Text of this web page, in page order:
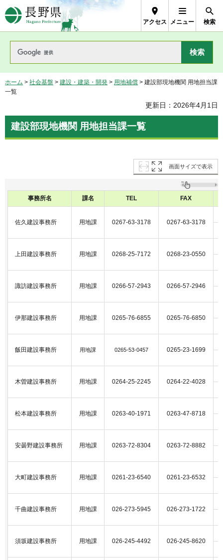
長野県Nagano Prefecture
アクセス メニュー 検索
ホーム > 社会基盤 > 建設・建築・開発 > 用地補償 > 建設部現地機関 用地担当課
一覧
更新日：2026年4月1日
建設部現地機関 用地担当課一覧
画面サイズで表示
事務所名 課名 TEL FAX
佐久建設事務所 用地課 0267-63-3178 0267-63-3178
上田建設事務所 用地課 0268-25-7172 0268-23-0550
諏訪建設事務所 用地課 0266-57-2943 0266-57-2946
伊那建設事務所 用地課 0265-76-6855 0265-76-6850
飯田建設事務所 用地課 0265-53-0457 0265-23-1699
木曽建設事務所 用地課 0264-25-2245 0264-22-4028
松本建設事務所 用地課 0263-40-1971 0263-47-8718
安曇野建設事務所 用地課 0263-72-8304 0263-72-8882
大町建設事務所 用地課 0261-23-6540 0261-23-6532
千曲建設事務所 用地課 026-273-5945 026-273-1722
須坂建設事務所 用地課 026-245-4492 026-245-8620